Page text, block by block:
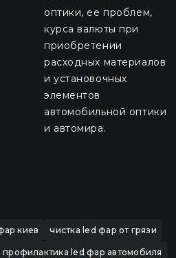
оптики, ее проблем,
курса валюты при
приобретении
расходных материалов
и установочных
элементов
автомобильной оптики
и автомира.
киев чистка led фар от грязи
профилактика led фар автомобиля